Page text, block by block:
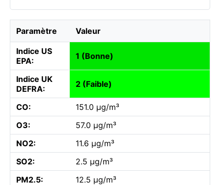
Paramètre Valeur
Indice US
EPA:
1 (Bonne)
Indice UK
DEFRA:
2 (Faible)
CO:
151.0 µg/m³
O3:
57.0 µg/m³
NO2:
11.6 µg/m³
SO2:
2.5 µg/m³
PM2.5:
12.5 µg/m³